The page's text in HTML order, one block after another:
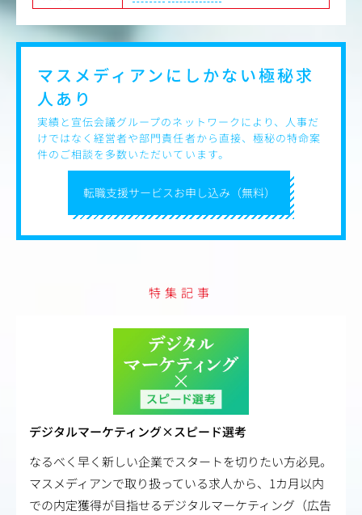
転職支援サービスお申し込み（無料）
マスメディアンにしかない極秘求
人あり
実績と宣伝会議グループのネットワークにより、人事だ
けではなく経営者や部門責任者から直接、極秘の特命案
件のご相談を多数いただいています。
特集記事
デジタルマーケティング×スピード選考
なるべく早く新しい企業でスタートを切りたい方必見。
マスメディアンで取り扱っている求人から、1カ月以内
での内定獲得が目指せるデジタルマーケティング（広告